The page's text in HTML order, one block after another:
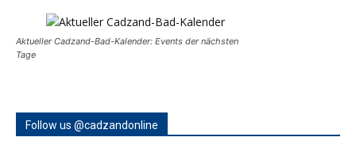
Aktueller Cadzand-Bad-Kalender: Events der nächsten
Tage
Follow us @cadzandonline